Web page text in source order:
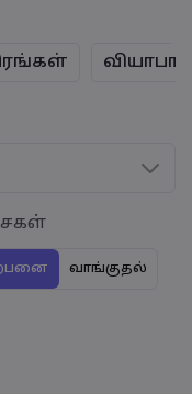
வாங்குதல்